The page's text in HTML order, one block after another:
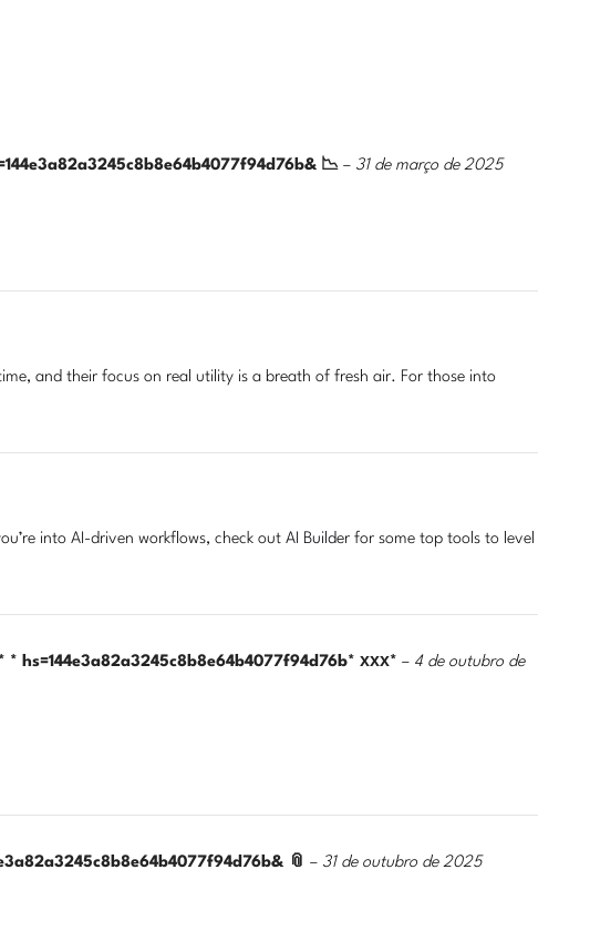
📉 – 31 de março de 2025
and their focus on real utility is a breath of fresh air. For those into
into AI-driven workflows, check out AI Builder for some top tools to level
ххх* – 4 de outubro de
📎 – 31 de outubro de 2025